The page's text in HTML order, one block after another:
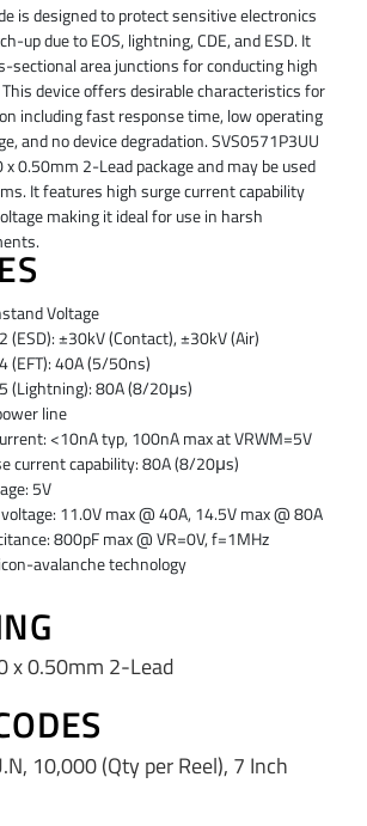
is designed to protect sensitive electronics
up due to EOS, lightning, CDE, and ESD. It
sectional area junctions for conducting high
device offers desirable characteristics for
including fast response time, low operating
and no device degradation. SVS0571P3UU
x 0.50mm 2-Lead package and may be used
It features high surge current capability
making it ideal for use in harsh
Voltage
(ESD): ±30kV (Contact), ±30kV (Air)
(EFT): 40A (5/50ns)
(Lightning): 80A (8/20μs)
line
<10nA typ, 100nA max at VRWM=5V
current capability: 80A (8/20μs)
5V
11.0V max @ 40A, 14.5V max @ 80A
800pF max @ VR=0V, f=1MHz
avalanche technology
x 0.50mm 2-Lead
10,000 (Qty per Reel), 7 Inch